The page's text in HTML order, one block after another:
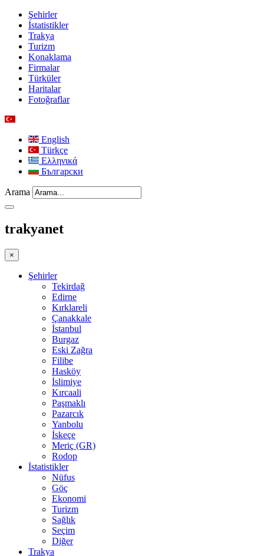
Şehirler
İstatistikler
Trakya
Turizm
Konaklama
Firmalar
Türküler
Haritalar
Fotoğraflar
English
Türkçe
Ελληνικά
Български
Arama
trakyanet
×
Şehirler
Tekirdağ
Edirne
Kırklareli
Çanakkale
İstanbul
Burgaz
Eski Zağra
Filibe
Hasköy
İslimiye
Kırcaali
Paşmaklı
Pazarcık
Yanbolu
İskeçe
Meriç (GR)
Rodop
İstatistikler
Nüfus
Göç
Ekonomi
Turizm
Sağlık
Seçim
Diğer
Trakya